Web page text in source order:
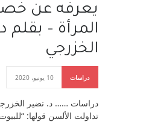
يعرفه عن
المرأة – بقلم
الخزرجي
دراسات 10 يونيو، 2020
دراسات …… د. نضير
تداولت الألسن قولها: